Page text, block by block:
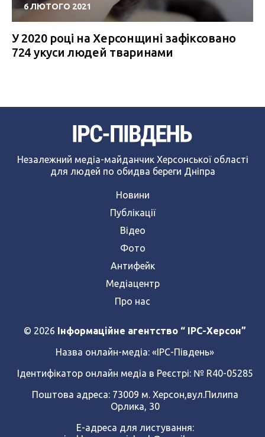
6 ЛЮТОГО 2021
У 2020 році на Херсонщині зафіксовано
724 укуси людей тваринами
Незалежний медіа-майданчик Херсонської області
для людей по обидва береги Дніпра
Новини
Публікації
Відео
Фото
Антифейк
Медіацентр
Про нас
© 2026 Інформаційне агентство “ IPC-Херсон”
Назва онлайн-медіа: «ІРС-Південь»
Ідентифікатор онлайн медіа в Реєстрі: № R40-05285
Поштова адреса: 73009 м. Херсон,вул.Пилипа
Орлика, 30
Е-адреса для листування: